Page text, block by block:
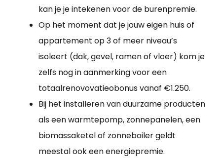
kan je je intekenen voor de burenpremie.
Op het moment dat je jouw eigen huis of
appartement op 3 of meer niveau’s
isoleert (dak, gevel, ramen of vloer) kom je
zelfs nog in aanmerking voor een
totaalrenovovatieobonus vanaf €1.250.
Bij het installeren van duurzame producten
als een warmtepomp, zonnepanelen, een
biomassaketel of zonneboiler geldt
meestal ook een energiepremie.